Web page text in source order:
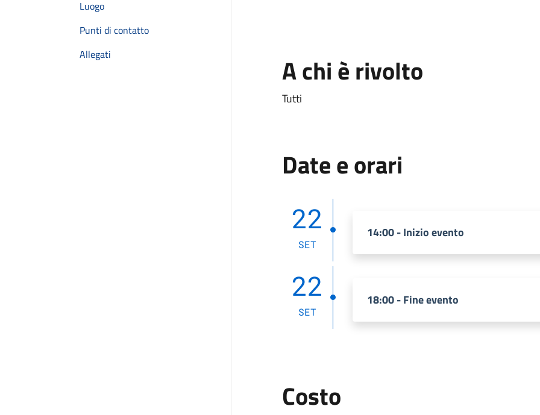
Luogo
Punti di contatto
Allegati
A chi è rivolto
Tutti
Date e orari
22
SET
14:00 - Inizio evento
22
SET
18:00 - Fine evento
Costo